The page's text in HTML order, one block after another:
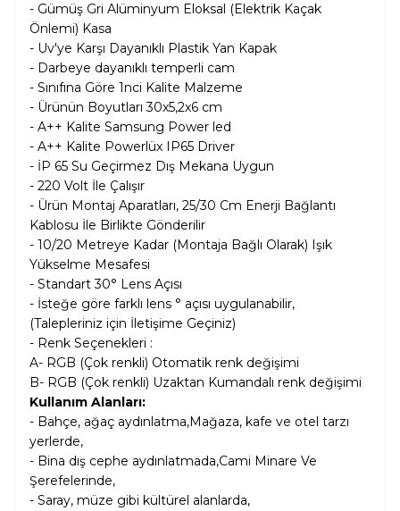
- Gümüş Gri Alüminyum Eloksal (Elektrik Kaçak
Önlemi) Kasa
- Uv'ye Karşı Dayanıklı Plastik Yan Kapak
- Darbeye dayanıklı temperli cam
- Sınıfına Göre 1nci Kalite Malzeme
- Ürünün Boyutları 30x5,2x6 cm
- A++ Kalite Samsung Power led
- A++ Kalite Powerlüx IP65 Driver
- İP 65 Su Geçirmez Dış Mekana Uygun
- 220 Volt İle Çalışır
- Ürün Montaj Aparatları, 25/30 Cm Enerji Bağlantı
Kablosu İle Birlikte Gönderilir
- 10/20 Metreye Kadar (Montaja Bağlı Olarak) Işık
Yükselme Mesafesi
- Standart 30° Lens Açısı
- İsteğe göre farklı lens ° açısı uygulanabilir,
(Talepleriniz için İletişime Geçiniz)
- Renk Seçenekleri :
A- RGB (Çok renkli) Otomatik renk değişimi
B- RGB (Çok renkli) Uzaktan Kumandalı renk değişimi
Kullanım Alanları:
- Bahçe, ağaç aydınlatma,Mağaza, kafe ve otel tarzı
yerlerde,
- Bina dış cephe aydınlatmada,Cami Minare Ve
Şerefelerinde,
- Saray, müze gibi kültürel alanlarda,